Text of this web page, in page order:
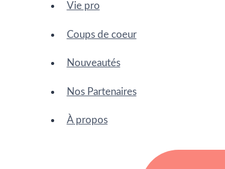
Vie pro
Coups de coeur
Nouveautés
Nos Partenaires
À propos